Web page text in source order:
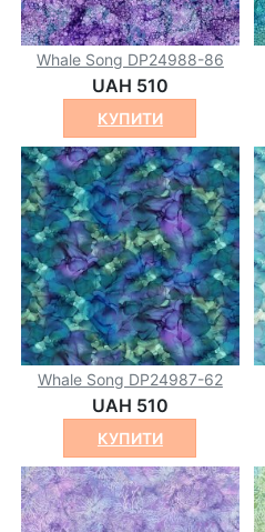
Whale Song DP24988-86
UAH 510
КУПИТИ
Whale Song DP24987-62
UAH 510
КУПИТИ